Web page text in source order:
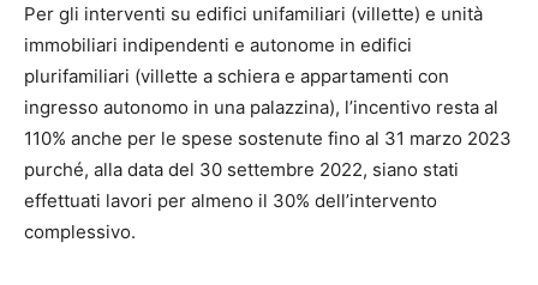
Per gli interventi su edifici unifamiliari (villette) e unità
immobiliari indipendenti e autonome in edifici
plurifamiliari (villette a schiera e appartamenti con
ingresso autonomo in una palazzina), l’incentivo resta al
110% anche per le spese sostenute fino al 31 marzo 2023
purché, alla data del 30 settembre 2022, siano stati
effettuati lavori per almeno il 30% dell’intervento
complessivo.